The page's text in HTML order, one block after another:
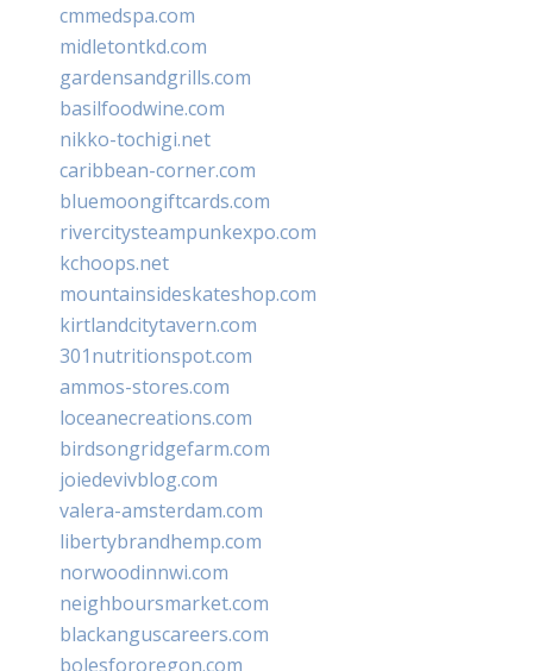
cmmedspa.com
midletontkd.com
gardensandgrills.com
basilfoodwine.com
nikko-tochigi.net
caribbean-corner.com
bluemoongiftcards.com
rivercitysteampunkexpo.com
kchoops.net
mountainsideskateshop.com
kirtlandcitytavern.com
301nutritionspot.com
ammos-stores.com
loceanecreations.com
birdsongridgefarm.com
joiedevivblog.com
valera-amsterdam.com
libertybrandhemp.com
norwoodinnwi.com
neighboursmarket.com
blackanguscareers.com
bolesfororegon.com